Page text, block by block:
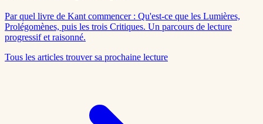
Par quel livre de Kant commencer : Qu'est-ce que les Lumières,
Prolégomènes, puis les trois Critiques. Un parcours de lecture
progressif et raisonné.
Tous les articles trouver sa prochaine lecture